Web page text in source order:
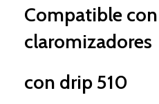
Compatible
claromizadores
con drip 510